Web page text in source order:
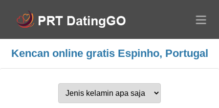
Kencan online gratis Espinho, Portugal